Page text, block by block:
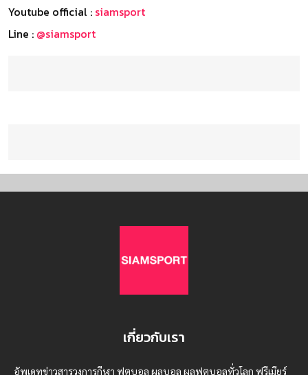
Youtube official : siamsport
Line : @siamsport
เกี่ยวกับเรา
อัพเดทข่าวสารวงการกีฬา ฟุตบอล ผลบอล ผลฟุตบอลทั่วโลก ฟรีเมียร์